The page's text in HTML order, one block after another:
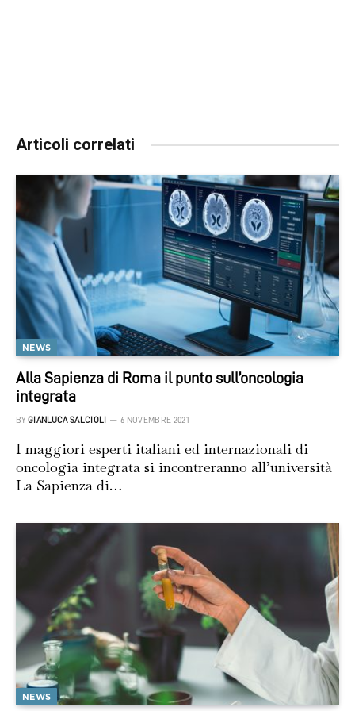
Articoli correlati
NEWS
Alla Sapienza di Roma il punto sull’oncologia
integrata
BY GIANLUCA SALCIOLI 6 NOVEMBRE 2021
I maggiori esperti italiani ed internazionali di
oncologia integrata si incontreranno all’università
La Sapienza di…
NEWS